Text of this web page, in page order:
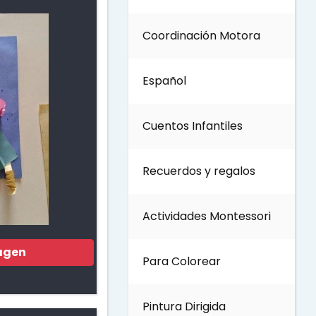
Día de los Abuelos
Día del padre
Día del Maestro
Día internacional de los
Coordinación Motora
Español
Cuentos Infantiles
Recuerdos y regalos
Actividades Montessori
Para Colorear
Pintura Dirigida